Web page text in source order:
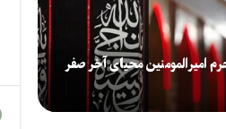
امیرالمومنین محیای آخر صفر